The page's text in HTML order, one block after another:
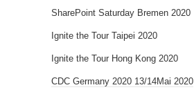
SharePoint Saturday Bremen 2020
Ignite the Tour Taipei 2020
Ignite the Tour Hong Kong 2020
CDC Germany 2020 13/14Mai 2020